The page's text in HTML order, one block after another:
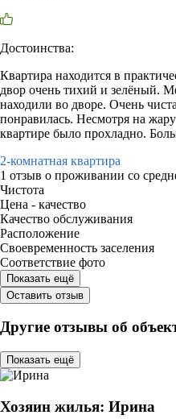
Достоинства:
Квартира находится в
двор очень тихий и зелёный.
находили во дворе. Очень
понравилась. Несмотря на
квартире было прохладно.
2-комнатная квартира
1 отзыв о проживании со
Чистота
Цена - качество
Качество обслуживания
Расположение
Своевременность заселения
Соответствие фото
Показать ещё
Оставить отзыв
Другие отзывы об
Показать ещё
Хозяин жилья: Ирина